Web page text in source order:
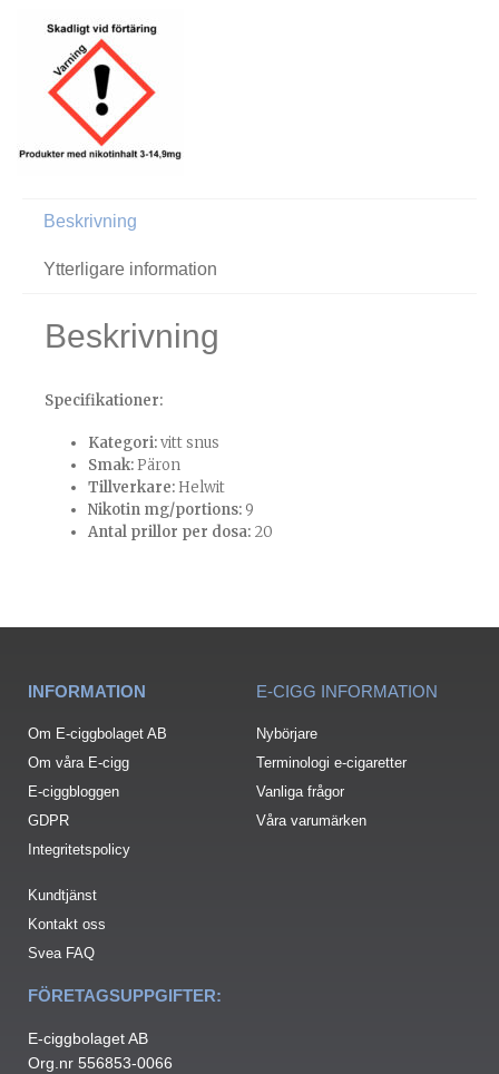
Beskrivning
Ytterligare information
Beskrivning
Specifikationer:
Kategori:vitt snus
Smak:Päron
Tillverkare:Helwit
Nikotin mg/portions: 9
Antal prillor per dosa: 20
INFORMATION
Om E-ciggbolaget AB
Om våra E-cigg
E-ciggbloggen
GDPR
Integritetspolicy
Kundtjänst
Kontakt oss
Svea FAQ
E-CIGG INFORMATION
Nybörjare
Terminologi e-cigaretter
Vanliga frågor
Våra varumärken
FÖRETAGSUPPGIFTER:
E-ciggbolaget AB
Org.nr 556853-0066